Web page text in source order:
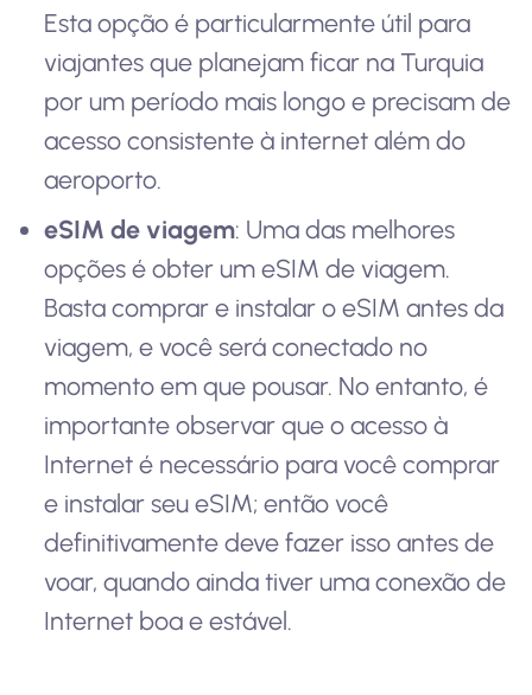
Esta opção é particularmente útil para
viajantes que planejam ficar na Turquia
por um período mais longo e precisam de
acesso consistente à internet além do
aeroporto.
eSIM de viagem: Uma das melhores
opções é obter um eSIM de viagem.
Basta comprar e instalar o eSIM antes da
viagem, e você será conectado no
momento em que pousar. No entanto, é
importante observar que o acesso à
Internet é necessário para você comprar
e instalar seu eSIM; então você
definitivamente deve fazer isso antes de
voar, quando ainda tiver uma conexão de
Internet boa e estável.